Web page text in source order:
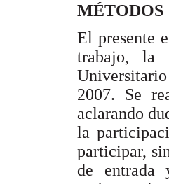
MÉTODOS
El presente
trabajo, la
2007. Se
aclarando
la
participar,
de entrada